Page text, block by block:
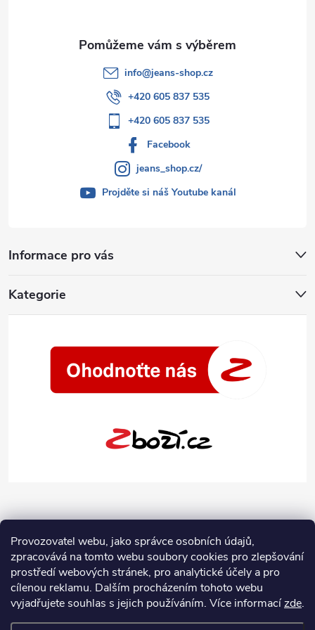
Provozovatel webu, jako správce osobních údajů,
zpracovává na tomto webu soubory cookies pro zlepšování
prostředí webových stránek, pro analytické účely a pro
cílenou reklamu. Dalším procházením tohoto webu
vyjadřujete souhlas s jejich používáním. Více informacízde.
Informace pro vás
Kategorie
info@jeans-shop.cz
+420 605 837 535
+420 605 837 535
Facebook
jeans_shop.cz/
Projděte si náš Youtube kanál